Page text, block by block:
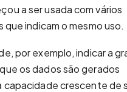
a ser usada com vários
que indicam o mesmo uso.
por exemplo, indicar a
os dados são gerados
capacidade crescente de